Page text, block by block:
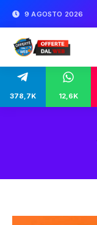
9 AGOSTO 2026
378,7K 12,6K